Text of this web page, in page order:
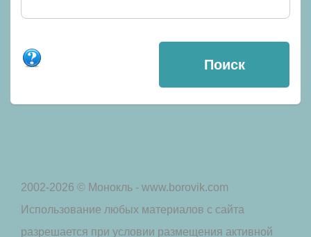
2002-2026 © Монокль - www.borovik.com
Использование любых материалов с сайта
разрешается при условии размещения активной